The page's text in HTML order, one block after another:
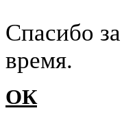
Cпасибо
время.
ОК